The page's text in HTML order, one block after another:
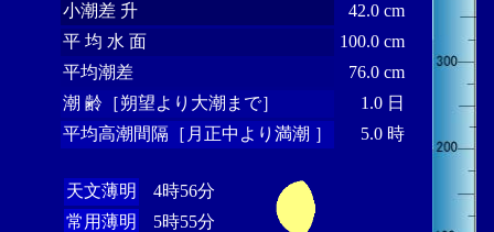
小潮差 升
42.0 cm
平 均 水 面
100.0 cm
平均潮差
76.0 cm
潮 齢［朔望より大潮まで］
1.0 日
平均高潮間隔［月正中より満潮 ］
5.0 時
天文薄明
4時56分
常用薄明
5時55分